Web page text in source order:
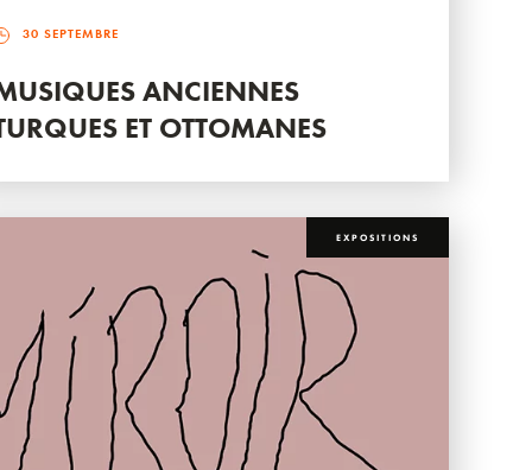
30 SEPTEMBRE
ANCIENNES
ET OTTOMANES
EXPOSITIONS